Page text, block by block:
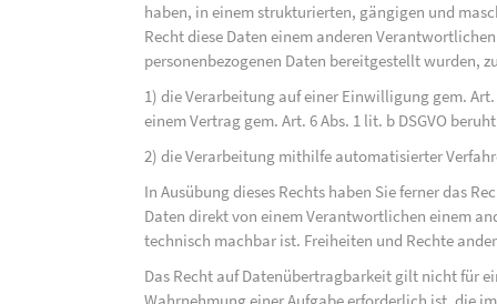
haben, in einem strukturierten, gängigen und
Recht diese Daten einem anderen
personenbezogenen Daten bereitgestellt wurden,
1) die Verarbeitung auf einer Einwilligung gem. Art.
einem Vertrag gem. Art. 6 Abs. 1 lit. b DSGVO
2) die Verarbeitung mithilfe automatisierter
In Ausübung dieses Rechts haben Sie ferner das
Daten direkt von einem Verantwortlichen einem
technisch machbar ist. Freiheiten und Rechte
Das Recht auf Datenübertragbarkeit gilt nicht für